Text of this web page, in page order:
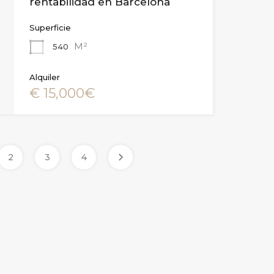
Superficie
540
M²
Alquiler
€ 15,000€
2 3 4